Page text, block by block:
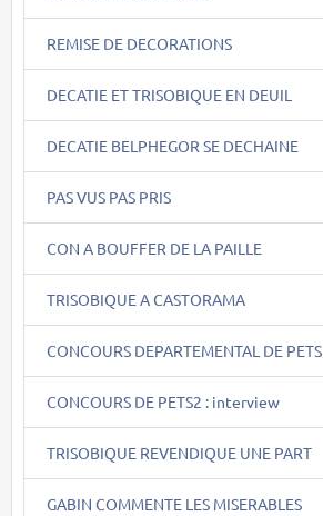
REMISE DE DECORATIONS
DECATIE ET TRISOBIQUE EN DEUIL
DECATIE BELPHEGOR SE DECHAINE
PAS VUS PAS PRIS
CON A BOUFFER DE LA PAILLE
TRISOBIQUE A CASTORAMA
CONCOURS DEPARTEMENTAL DE PETS
CONCOURS DE PETS2 : interview
TRISOBIQUE REVENDIQUE UNE PART
GABIN COMMENTE LES MISERABLES